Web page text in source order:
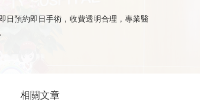
日預約即日手術，收費透明合理，專業醫
相關文章